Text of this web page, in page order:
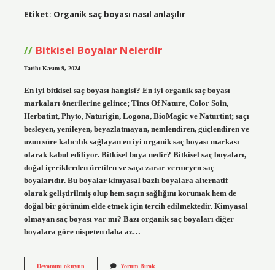
Etiket: Organik saç boyası nasıl anlaşılır
Bitkisel Boyalar Nelerdir
Tarih: Kasım 9, 2024
En iyi bitkisel saç boyası hangisi? En iyi organik saç boyası
markaları önerilerine gelince; Tints Of Nature, Color Soin,
Herbatint, Phyto, Naturigin, Logona, BioMagic ve Naturtint; saçı
besleyen, yenileyen, beyazlatmayan, nemlendiren, güçlendiren ve
uzun süre kalıcılık sağlayan en iyi organik saç boyası markası
olarak kabul ediliyor. Bitkisel boya nedir? Bitkisel saç boyaları,
doğal içeriklerden üretilen ve saça zarar vermeyen saç
boyalarıdır. Bu boyalar kimyasal bazlı boyalara alternatif
olarak geliştirilmiş olup hem saçın sağlığını korumak hem de
doğal bir görünüm elde etmek için tercih edilmektedir. Kimyasal
olmayan saç boyası var mı? Bazı organik saç boyaları diğer
boyalara göre nispeten daha az…
Devamını okuyunBitkisel
Yorum Bırak